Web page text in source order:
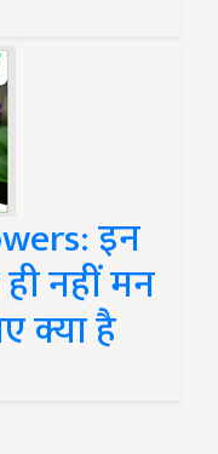
इन
नहीं मन
क्या है